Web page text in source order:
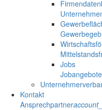
Jobs
Kontakt
Ansprechpartner